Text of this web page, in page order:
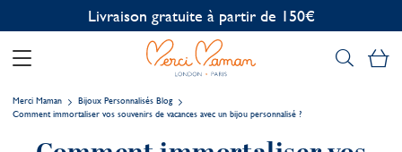
Personnalisation offerte
Merci Maman
Bijoux Personnalisés Blog
Comment immortaliser vos souvenirs de vacances avec un bijou personnalisé ?